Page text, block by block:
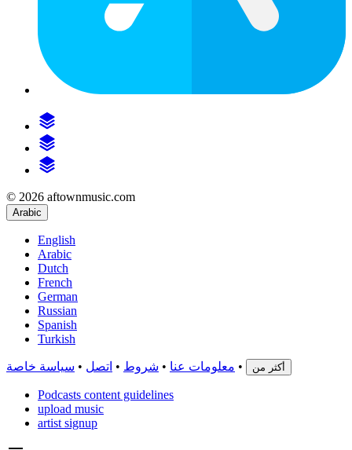
© 2026 aftownmusic.com
Arabic
English
Arabic
Dutch
French
German
Russian
Spanish
Turkish
معلومات عنا • شروط • اتصل • سياسة خاصة • أكثر من
Podcasts content guidelines
upload music
artist signup